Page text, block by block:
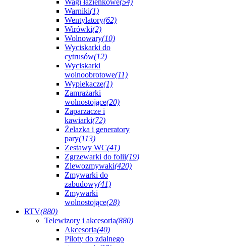
Wagi łazienkowe(54)
Warniki(1)
Wentylatory(62)
Wirówki(2)
Wolnowary(10)
Wyciskarki do
cytrusów(12)
Wyciskarki
wolnoobrotowe(11)
Wypiekacze(1)
Zamrażarki
wolnostojące(20)
Zaparzacze i
kawiarki(72)
Żelazka i generatory
pary(113)
Zestawy WC(41)
Zgrzewarki do folii(19)
Zlewozmywaki(420)
Zmywarki do
zabudowy(41)
Zmywarki
wolnostojące(28)
RTV(880)
Telewizory i akcesoria(880)
Akcesoria(40)
Piloty do zdalnego